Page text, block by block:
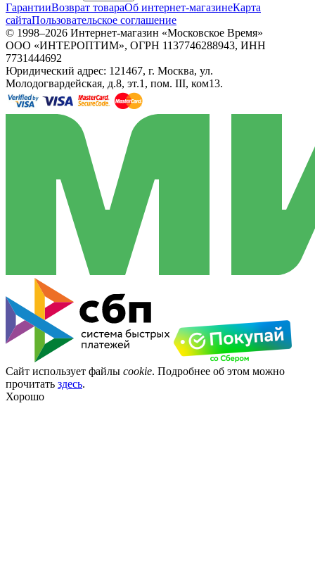
ГарантииВозврат товараОб интернет-магазинеКарта
сайтаПользовательское соглашение
© 1998–2026 Интернет-магазин «Московское Время»
ООО «ИНТЕРОПТИМ», ОГРН 1137746288943, ИНН
7731444692
Юридический адрес: 121467, г. Москва, ул.
Молодогвардейская, д.8, эт.1, пом. III, ком13.
Сайт использует файлы cookie. Подробнее об этом можно
прочитать здесь.
Хорошо